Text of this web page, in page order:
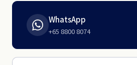
WhatsApp
+65 8800 8074